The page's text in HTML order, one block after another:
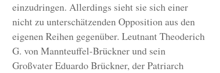
einzudringen. Allerdings sieht sie sich einer
nicht zu unterschätzenden Opposition aus den
eigenen Reihen gegenüber. Leutnant Theoderich
G. von Mannteuffel-Brückner und sein
Großvater Eduardo Brückner, der Patriarch